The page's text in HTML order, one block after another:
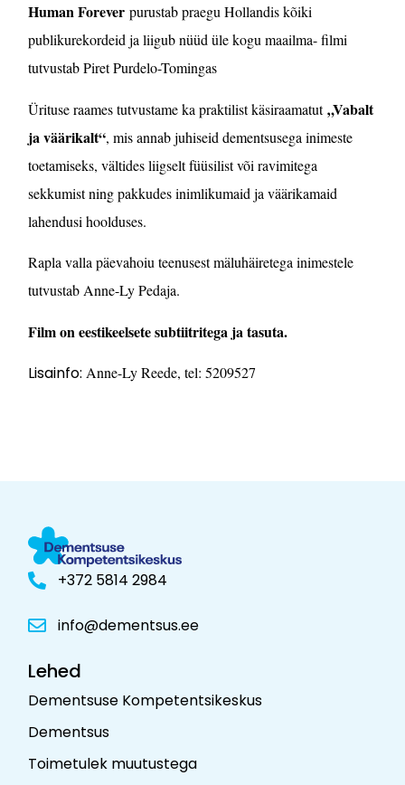
Human Foreverpurustab praegu Hollandis kõiki
publikurekordeid ja liigub nüüd üle kogu maailma- filmi
tutvustab Piret Purdelo-Tomingas
Ürituse raames tutvustame ka praktilist käsiraamatut„Vabalt
ja väärikalt“, mis annab juhiseid dementsusega inimeste
toetamiseks, vältides liigselt füüsilist või ravimitega
sekkumist ning pakkudes inimlikumaid ja väärikamaid
lahendusi hoolduses.
Rapla valla päevahoiu teenusest mäluhäiretega inimestele
tutvustab Anne-Ly Pedaja.
Film on eestikeelsete subtiitritega ja tasuta.
Lisainfo: Anne-Ly Reede, tel: 5209527
+372 5814 2984
info@dementsus.ee
Lehed
Dementsuse Kompetentsikeskus
Dementsus
Toimetulek muutustega